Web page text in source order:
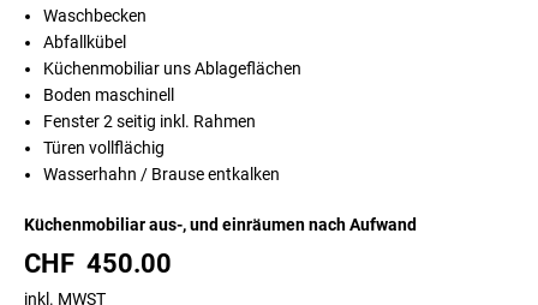
Waschbecken
Abfallkübel
Küchenmobiliar uns Ablageflächen
Boden maschinell
Fenster 2 seitig inkl. Rahmen
Türen vollflächig
Wasserhahn / Brause entkalken
Küchenmobiliar aus-, und einräumen nach Aufwand
CHF 450.00
inkl. MWST